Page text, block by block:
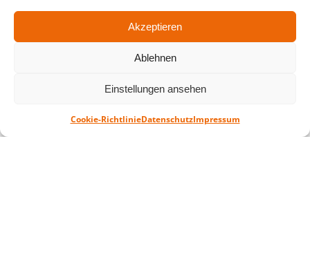
Akzeptieren
Ablehnen
Einstellungen ansehen
Cookie-RichtlinieDatenschutzImpressum
Am Sportforum 2, 04105 Leipzig
Sie erreichen uns mit dem Öffentlichen